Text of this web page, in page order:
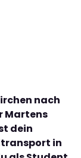
nach
Martens
dein
in